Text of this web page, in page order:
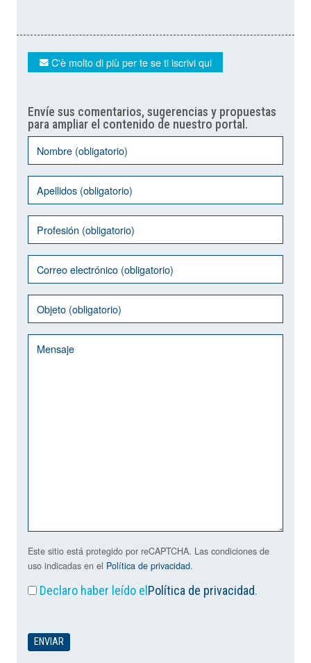
C'è molto di più per te se ti iscrivi qui
Envíe sus comentarios, sugerencias y propuestas
para ampliar el contenido de nuestro portal.
Este sitio está protegido por reCAPTCHA. Las condiciones de
uso indicadas en el Política de privacidad.
Declaro haber leído el Política de privacidad.